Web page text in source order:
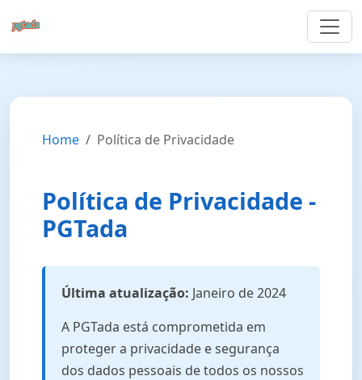
Home Política de Privacidade
Política de Privacidade -
PGTada
Última atualização: Janeiro de 2024
A PGTada está comprometida em
proteger a privacidade e segurança
dos dados pessoais de todos os nossos